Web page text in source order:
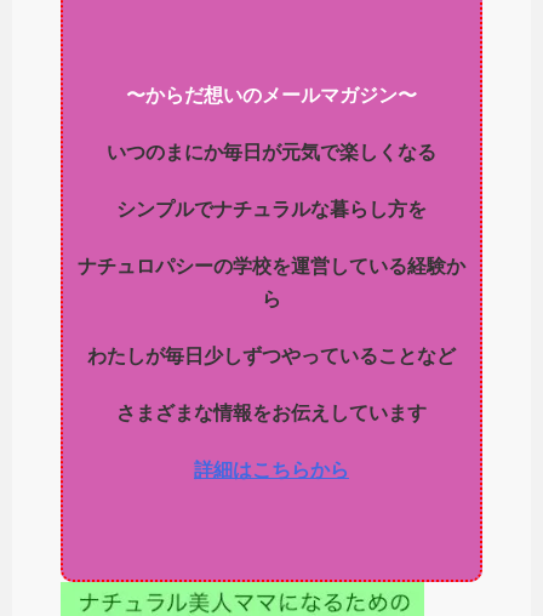
〜からだ想いのメールマガジン〜
いつのまにか毎日が元気で楽しくなる
シンプルでナチュラルな暮らし方を
ナチュロパシーの学校を運営している経験か
ら
わたしが毎日少しずつやっていることなど
さまざまな情報をお伝えしています
詳細はこちらから